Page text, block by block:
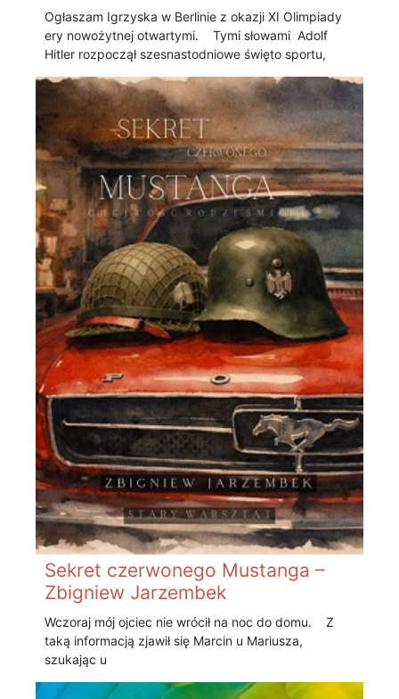
Ogłaszam Igrzyska w Berlinie z okazji XI Olimpiady
ery nowożytnej otwartymi. Tymi słowami Adolf
Hitler rozpoczął szesnastodniowe święto sportu,
Sekret czerwonego Mustanga –
Zbigniew Jarzembek
Wczoraj mój ojciec nie wrócił na noc do domu. Z
taką informacją zjawił się Marcin u Mariusza,
szukając u